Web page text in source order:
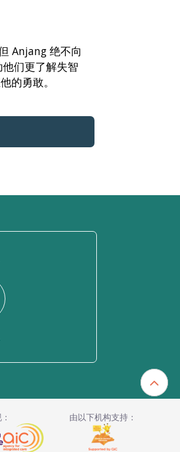
Anjang 绝不向
们更了解失智
的勇敢。
由以下机构支持：